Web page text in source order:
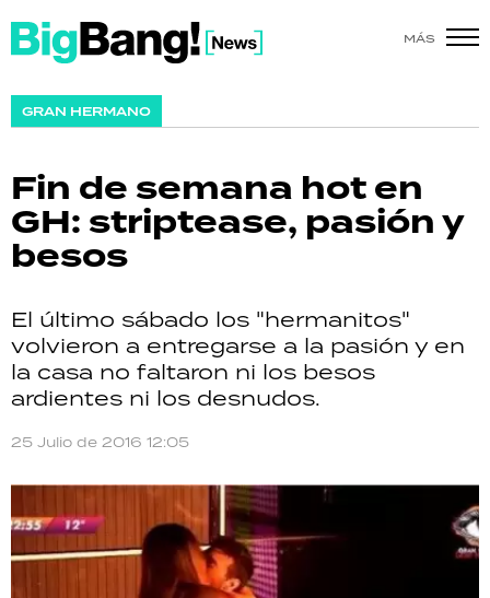
MÁS
GRAN HERMANO
Fin de semana hot en
GH: striptease, pasión y
besos
El último sábado los "hermanitos"
volvieron a entregarse a la pasión y en
la casa no faltaron ni los besos
ardientes ni los desnudos.
25 Julio de 2016 12:05
SHOW
ACTUALIDAD
POLICIALES
ECONOMÍA
GRAN HERMANO
SALUD
TECNOLOGÍA